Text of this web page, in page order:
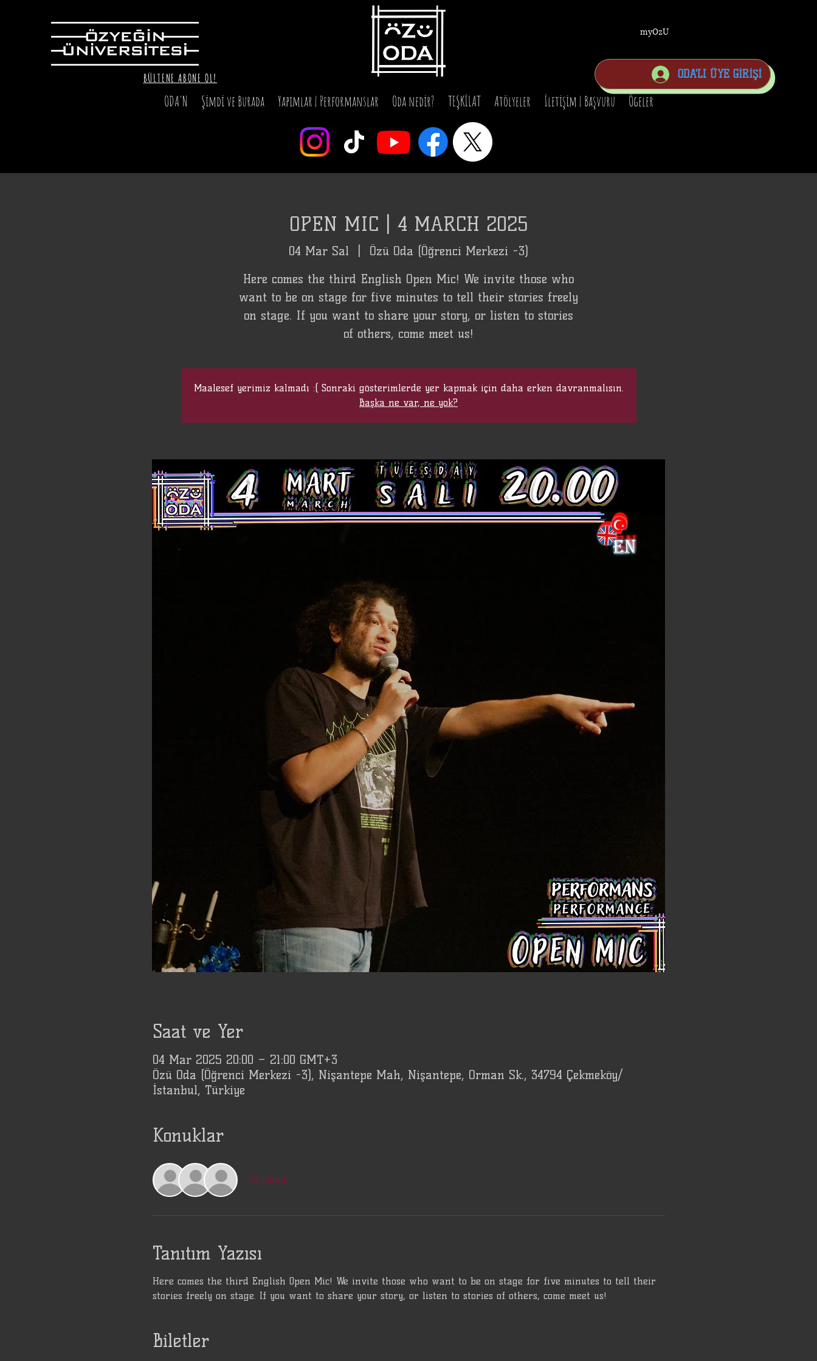
BÜLTENE ABONE OL! ODA'LI ÜYE GİRİŞİ
myOzU
ODA'N Şimdi ve Burada Yapımlar | Performanslar Oda nedir? TEŞKİLAT Atölyeler İletişim | Başvuru Ögeler
OPEN MIC | 4 MARCH 2025
04 Mar Sal
Özü Oda (Öğrenci Merkezi -3)
Here comes the third English Open Mic! We invite those who
want to be on stage for five minutes to tell their stories freely
on stage. If you want to share your story, or listen to stories
of others, come meet us!
Maalesef yerimiz kalmadı :( Sonraki gösterimlerde yer kapmak için daha erken davranmalısın.
Başka ne var, ne yok?
Saat ve Yer
04 Mar 2025 20:00 – 21:00 GMT+3
Özü Oda (Öğrenci Merkezi -3), Nişantepe Mah, Nişantepe, Orman Sk., 34794 Çekmeköy/
İstanbul, Türkiye
Konuklar
+13 konuk
Tanıtım Yazısı
Here comes the third English Open Mic! We invite those who want to be on stage for five minutes to tell their
stories freely on stage. If you want to share your story, or listen to stories of others, come meet us!
Biletler